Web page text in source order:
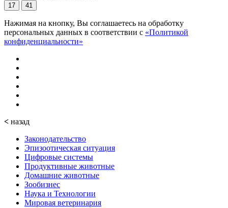
17 41
Нажимая на кнопку, Вы соглашаетесь на обработку
персональных данных в соответствии с «Политикой
конфиденциальности»
< назад
Законодательство
Эпизоотическая ситуация
Цифровые системы
Продуктивные животные
Домашние животные
Зообизнес
Наука и Технологии
Мировая ветеринария